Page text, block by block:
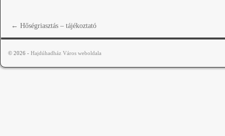
← Hőségriasztás – tájékoztató
© 2026 - Hajdúhadház Város weboldala